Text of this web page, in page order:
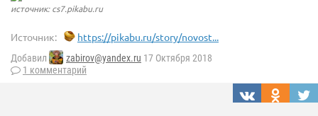
источник: cs7.pikabu.ru
Источник: https://pikabu.ru/story/novost...
Добавил zabirov@yandex.ru 17 Октября 2018
1 комментарий